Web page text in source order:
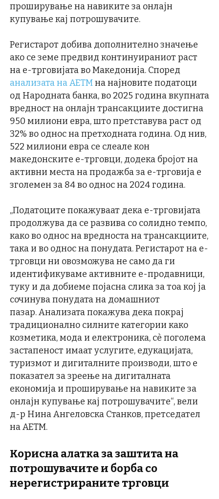
проширување на навиките за онлајн
купување кај потрошувачите.
Регистарот добива дополнително значење
ако се земе предвид континуираниот раст
на е-трговијата во Македонија. Според
анализата на АЕТМна најновите податоци
од Народната банка, во 2025 година вкупната
вредност на онлајн трансакциите достигна
950 милиони евра, што претставува раст од
32% во однос на претходната година. Од нив,
522 милиони евра се слеале кон
македонските е-трговци, додека бројот на
активни места на продажба за е-трговија е
зголемен за 84 во однос на 2024 година.
„Податоците покажуваат дека е-трговијата
продолжува да се развива со солидно темпо,
како во однос на вредноста на трансакциите,
така и во однос на понудата. Регистарот на е-
трговци ни овозможува не само да ги
идентификуваме активните е-продавници,
туку и да добиеме појасна слика за тоа кој ја
сочинува понудата на домашниот
пазар. Анализата покажува дека покрај
традиционално силните категории како
козметика, мода и електроника, сè поголема
застапеност имаат услугите, едукацијата,
туризмот и дигиталните производи, што е
показател за зреење на дигиталната
економија и проширување на навиките за
онлајн купување кај потрошувачите“, вели
д-р Нина Ангеловска Станков, претседател
на АЕТМ.
Корисна алатка за заштита на
потрошувачите и борба со
нерегистрираните трговци